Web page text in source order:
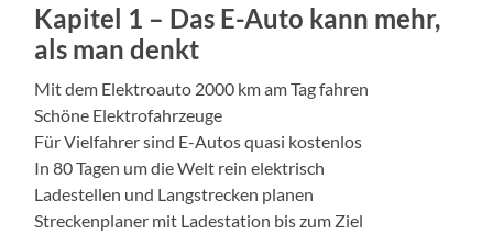
Kapitel 1 – Das E-Auto kann mehr,
als man denkt
Mit dem Elektroauto 2000 km am Tag fahren
Schöne Elektrofahrzeuge
Für Vielfahrer sind E-Autos quasi kostenlos
In 80 Tagen um die Welt rein elektrisch
Ladestellen und Langstrecken planen
Streckenplaner mit Ladestation bis zum Ziel